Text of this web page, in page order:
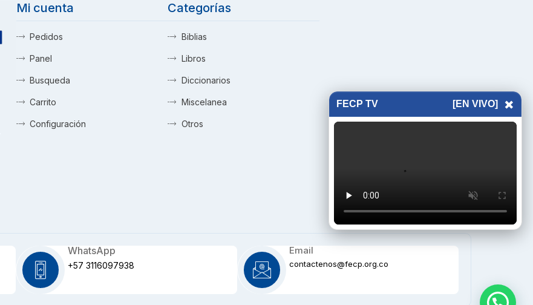
FECP TV [EN VIVO] ×
Mi cuenta
Pedidos
Panel
Busqueda
Carrito
Configuración
Categorías
Biblias
Libros
Diccionarios
Miscelanea
Otros
WhatsApp
+57 3116097938
Email
contactenos@fecp.org.co